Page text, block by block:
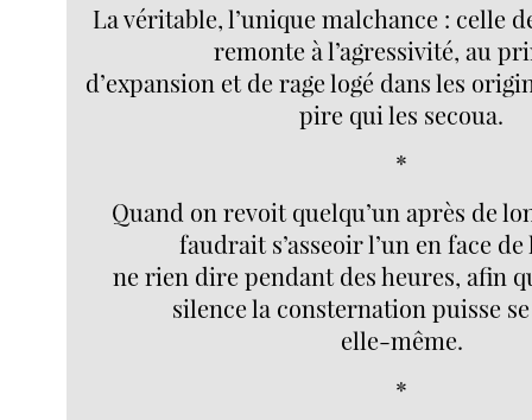
La véritable, l’unique malchance : celle
remonte à l’agressivité, au
d’expansion et de rage logé dans les
pire qui les secoua.
*
Quand on revoit quelqu’un après de
faudrait s’asseoir l’un en face de
ne rien dire pendant des heures, afin
silence la consternation puisse
elle-même.
*